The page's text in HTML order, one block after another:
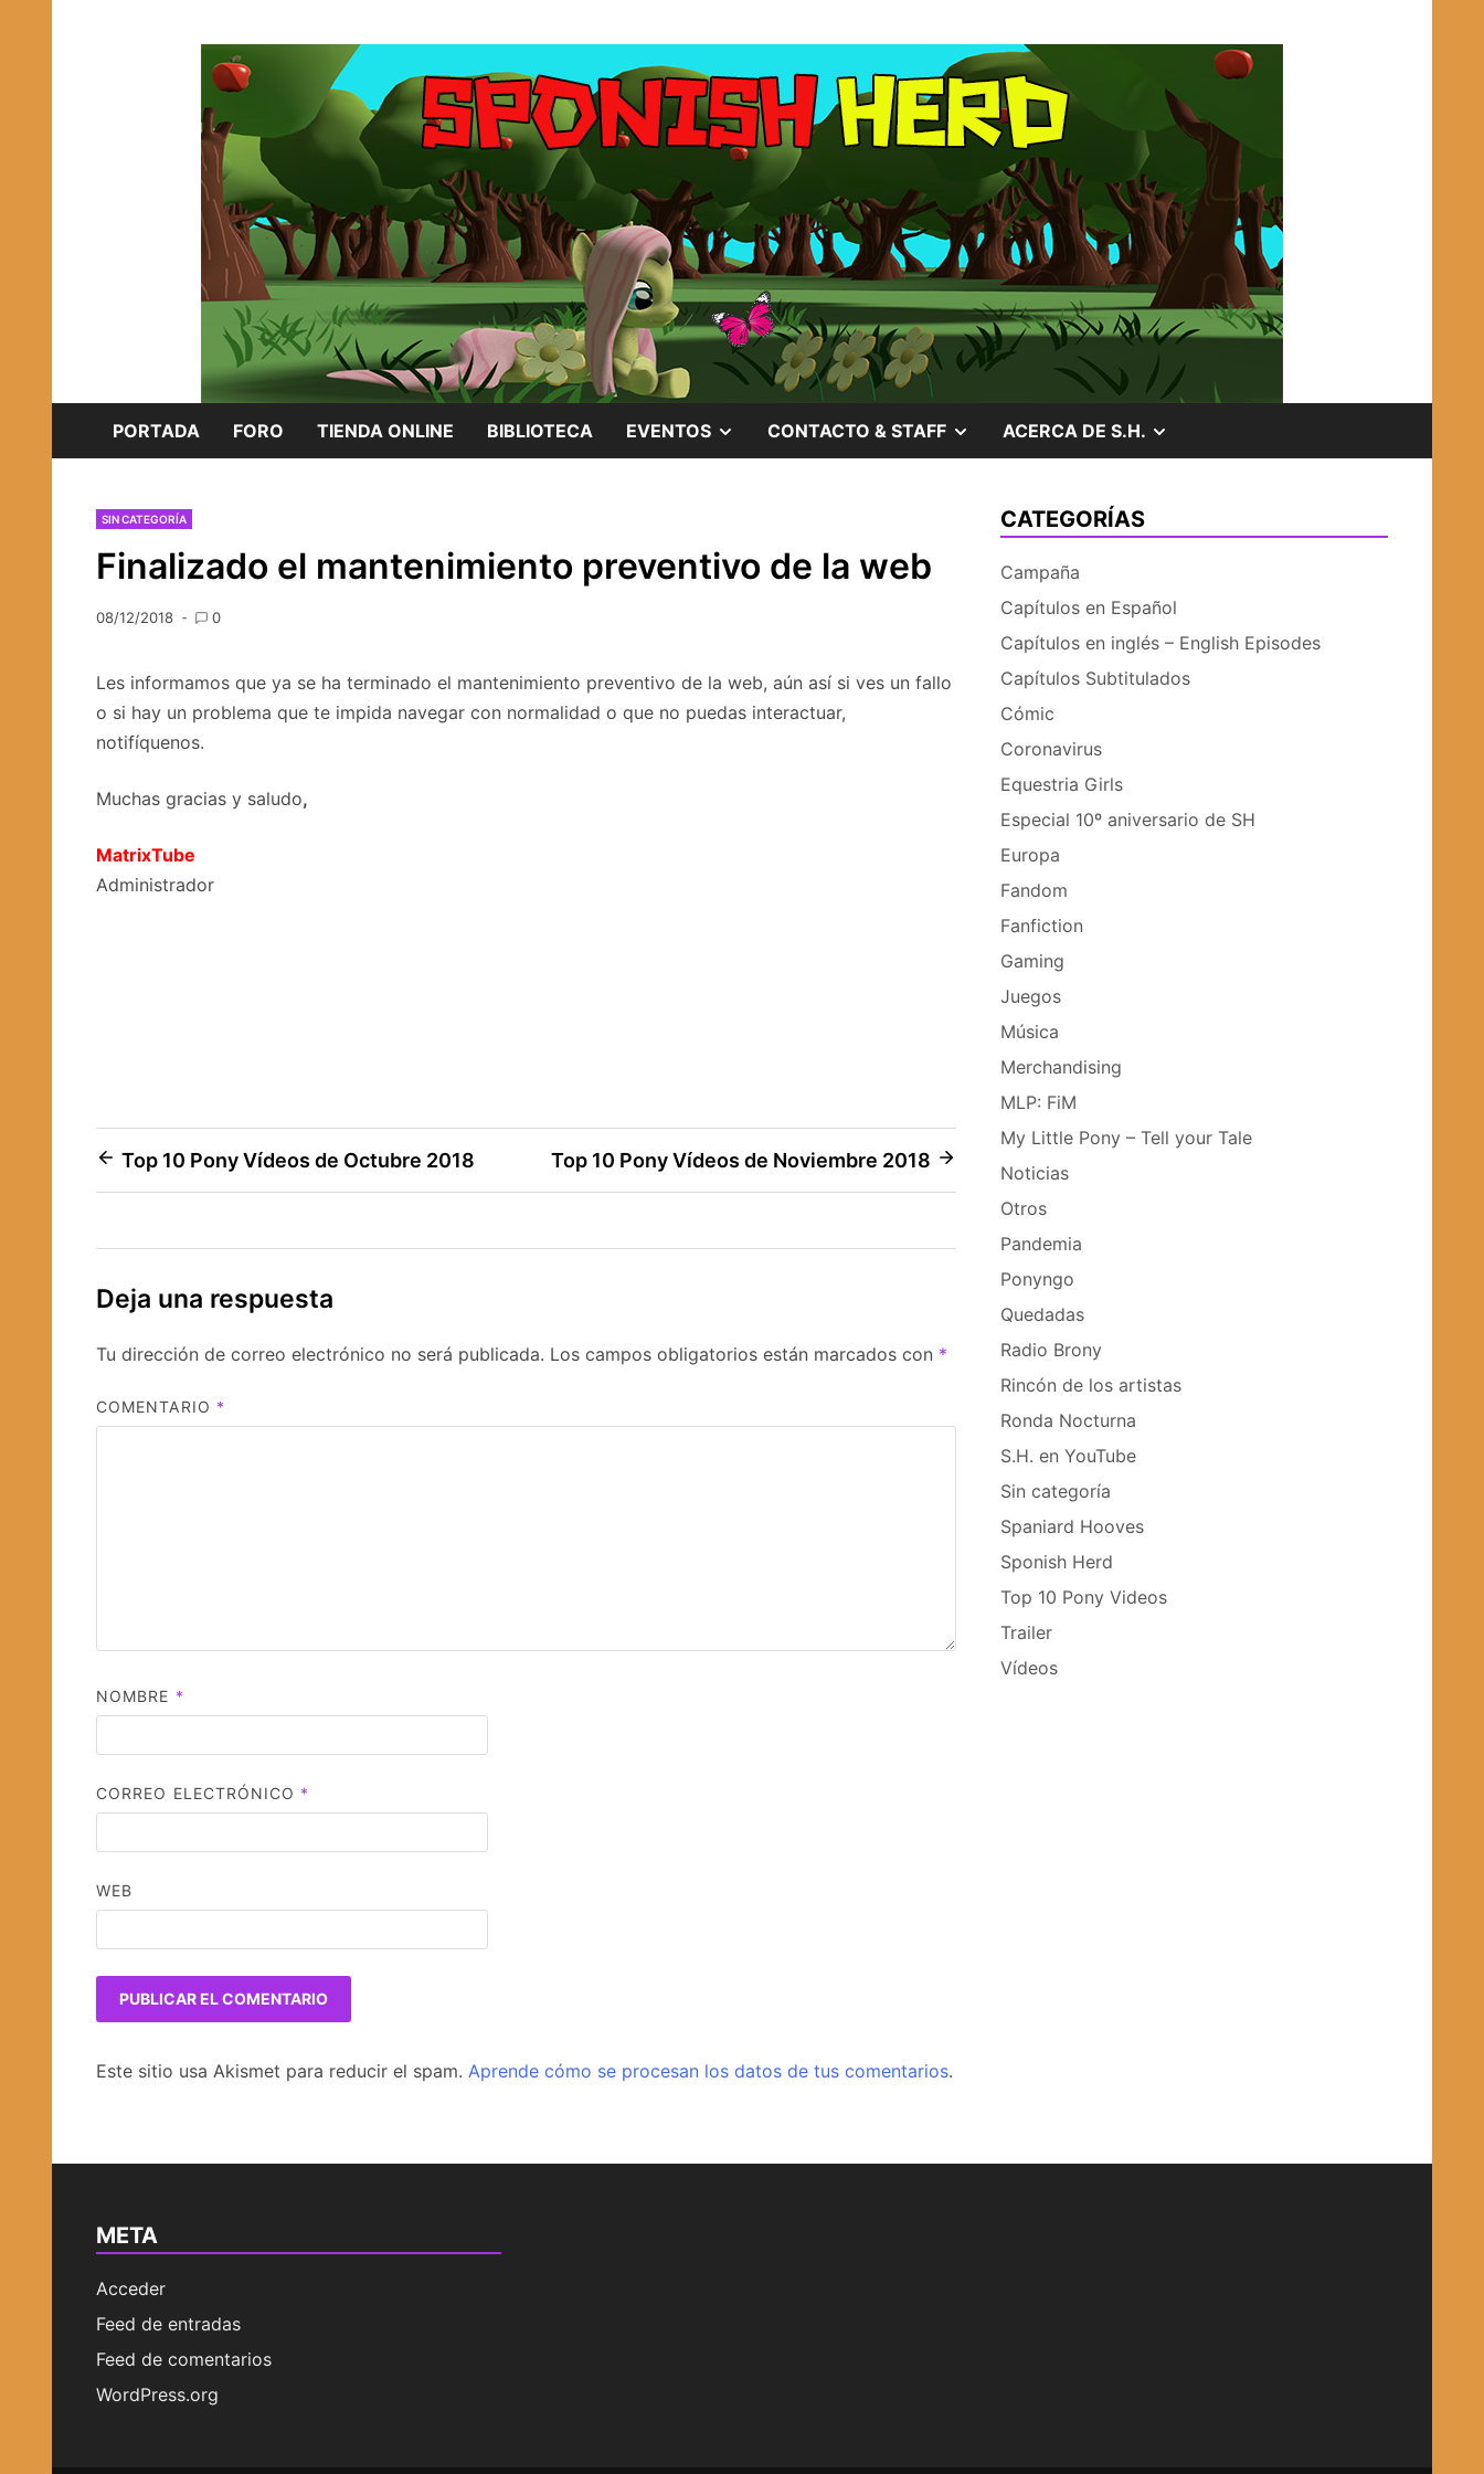
SPONISH HERD
PORTADA FORO TIENDA ONLINE BIBLIOTECA EVENTOS MOSTRAR
CONTACTO & STAFF MOSTRAR
SUBMENÚ
ACERCA DE S.H.
SUBMENÚ
SIN CATEGORÍA
Finalizado el mantenimiento preventivo de la web
08/12/2018 0
Les informamos que ya se ha terminado el mantenimiento preventivo de la web, aún así si ves un fallo
o si hay un problema que te impida navegar con normalidad o que no puedas interactuar,
notifíquenos.
Muchas gracias y saludo,
MatrixTube
Administrador
Navegación
de
entradas
Top 10 Pony Vídeos de Octubre 2018 Top 10 Pony Vídeos de Noviembre 2018
Deja una respuesta
Tu dirección de correo electrónico no será publicada. Los campos obligatorios están marcados con *
COMENTARIO *
NOMBRE *
CORREO ELECTRÓNICO *
WEB
Este sitio usa Akismet para reducir el spam. Aprende cómo se procesan los datos de tus comentarios.
CATEGORÍAS
Campaña
Capítulos en Español
Capítulos en inglés – English Episodes
Capítulos Subtitulados
Cómic
Coronavirus
Equestria Girls
Especial 10º aniversario de SH
Europa
Fandom
Fanfiction
Gaming
Juegos
Música
Merchandising
MLP: FiM
My Little Pony – Tell your Tale
Noticias
Otros
Pandemia
Ponyngo
Quedadas
Radio Brony
Rincón de los artistas
Ronda Nocturna
S.H. en YouTube
Sin categoría
Spaniard Hooves
Sponish Herd
Top 10 Pony Videos
Trailer
Vídeos
META
Acceder
Feed de entradas
Feed de comentarios
WordPress.org